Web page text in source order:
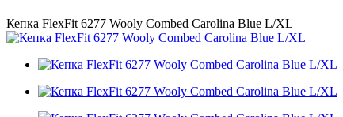
Кепка FlexFit 6277 Wooly Combed Carolina Blue L/XL